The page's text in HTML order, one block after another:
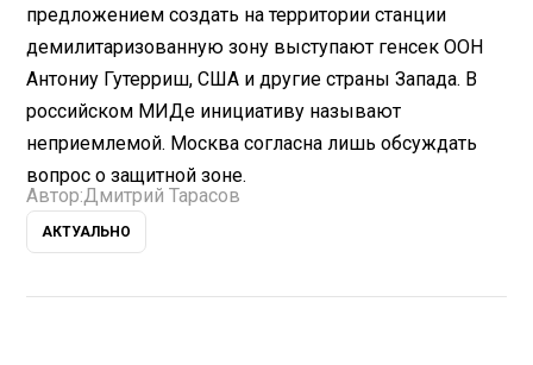
предложением создать на территории станции
демилитаризованную зону выступают генсек ООН
Антониу Гутерриш, США и другие страны Запада. В
российском МИДе инициативу называют
неприемлемой. Москва согласна лишь обсуждать
вопрос о защитной зоне.
Автор:Дмитрий Тарасов
АКТУАЛЬНО